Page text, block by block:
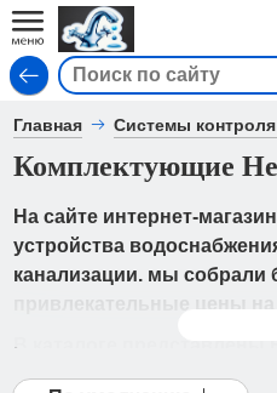
Главная Системы
Комплектующие
На сайте интернет-
устройства
канализации. мы собрали
В каталоге представлены
Нептун от ведущих